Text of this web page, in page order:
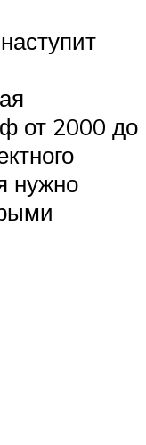
от 2000 до
нужно